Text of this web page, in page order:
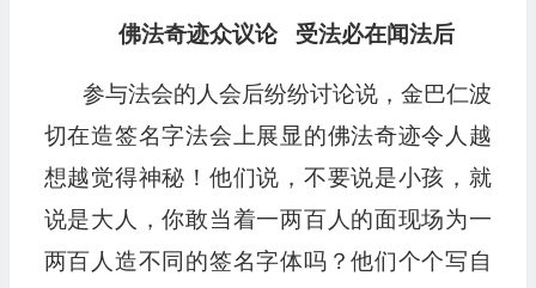
佛法奇迹众议论 受法必在闻法后
参与法会的人会后纷纷讨论说，金巴仁波
切在造签名字法会上展显的佛法奇迹令人越
想越觉得神秘！他们说，不要说是小孩，就
说是大人，你敢当着一两百人的面现场为一
两百人造不同的签名字体吗？他们个个写自